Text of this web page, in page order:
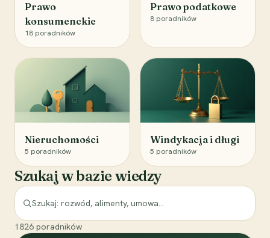
Prawo
konsumenckie
18 poradników
Prawo podatkowe
8 poradników
Nieruchomości
5 poradników
Windykacja i długi
5 poradników
Szukaj w bazie wiedzy
1826 poradników